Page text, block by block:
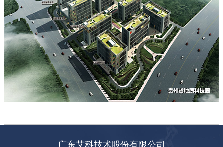
广东艾科技术股份有限公司